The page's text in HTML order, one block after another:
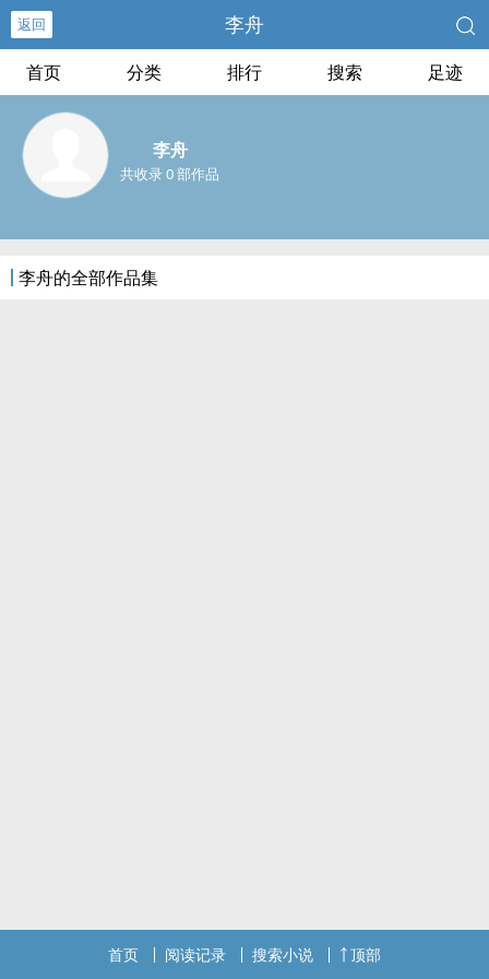
返回 李舟
首页 分类 排行 搜索 足迹
李舟
共收录 0 部作品
李舟的全部作品集
首页 阅读记录 搜索小说 顶部